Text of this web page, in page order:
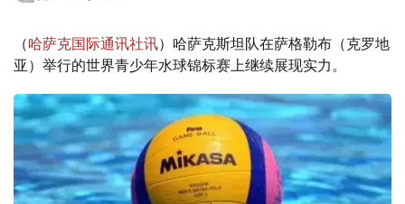
（哈萨克国际通讯社讯）哈萨克斯坦队在萨格勒布（克罗地
亚）举行的世界青少年水球锦标赛上继续展现实力。